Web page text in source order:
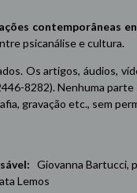
contemporâneas
psicanálise e cultura.
Os artigos, áudios,
8282). Nenhuma
gravação etc., sem
Giovanna Bartucci,
Lemos